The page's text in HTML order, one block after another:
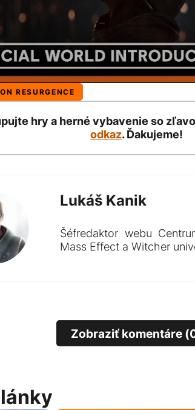
RESURGENCE
hry a herné vybavenie so
odkaz. Ďakujeme!
Lukáš Kanik
Šéfredaktor webu
Mass Effect a Witcher
Zobraziť komentáre